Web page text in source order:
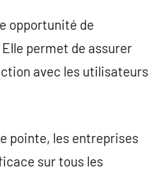
opportunité de
permet de assurer
avec les utilisateurs
pointe, les entreprises
sur tous les